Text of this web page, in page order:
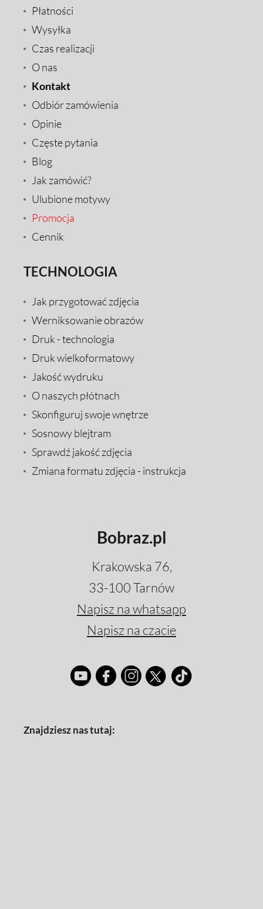
Płatności
Wysyłka
Czas realizacji
O nas
Kontakt
Odbiór zamówienia
Opinie
Częste pytania
Blog
Jak zamówić?
Ulubione motywy
Promocja
Cennik
TECHNOLOGIA
Jak przygotować zdjęcia
Werniksowanie obrazów
Druk - technologia
Druk wielkoformatowy
Jakość wydruku
O naszych płótnach
Skonfiguruj swoje wnętrze
Sosnowy blejtram
Sprawdź jakość zdjęcia
Zmiana formatu zdjęcia - instrukcja
Bobraz.pl
Krakowska 76,
33-100 Tarnów
Napisz na whatsapp
Napisz na czacie
Znajdziesz nas tutaj: